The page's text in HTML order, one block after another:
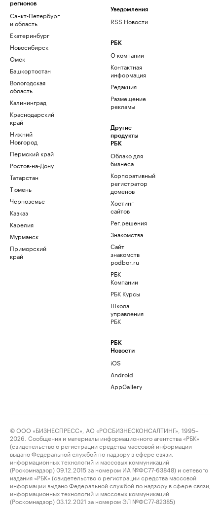
регионов
Санкт-Петербург
и область
Екатеринбург
Новосибирск
Омск
Башкортостан
Вологодская
область
Калининград
Краснодарский
край
Нижний
Новгород
Пермский край
Ростов-на-Дону
Татарстан
Тюмень
Черноземье
Кавказ
Карелия
Мурманск
Приморский
край
Уведомления
RSS Новости
РБК
О компании
Контактная
информация
Редакция
Размещение
рекламы
Другие
продукты
РБК
Облако для
бизнеса
Корпоративный
регистратор
доменов
Хостинг
сайтов
Рег.решения
Знакомства
Сайт
знакомств
podbor.ru
РБК
Компании
РБК Курсы
Школа
управления
РБК
РБК
Новости
iOS
Android
AppGallery
© ООО «БИЗНЕСПРЕСС», АО «РОСБИЗНЕСКОНСАЛТИНГ», 1995–
2026. Сообщения и материалы информационного агентства «РБК»
(свидетельство о регистрации средства массовой информации
выдано Федеральной службой по надзору в сфере связи,
информационных технологий и массовых коммуникаций
(Роскомнадзор) 09.12.2015 за номером ИА №ФС77-63848) и сетевого
издания «РБК» (свидетельство о регистрации средства массовой
информации выдано Федеральной службой по надзору в сфере связи,
информационных технологий и массовых коммуникаций
(Роскомнадзор) 03.12.2021 за номером ЭЛ №ФС77-82385)